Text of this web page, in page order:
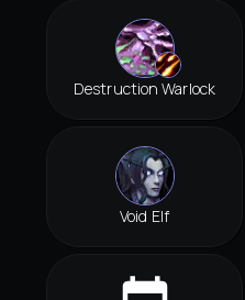
Destruction Warlock
Void Elf